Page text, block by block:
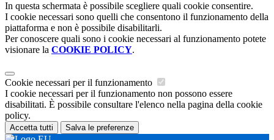
In questa schermata è possibile scegliere quali cookie consentire.
I cookie necessari sono quelli che consentono il funzionamento della
piattaforma e non è possibile disabilitarli.
Per conoscere quali sono i cookie necessari al funzionamento potete
visionare la COOKIE POLICY.
Cookie necessari per il funzionamento
I cookie necessari per il funzionamento non possono essere
disabilitati. È possibile consultare l'elenco nella pagina della cookie
policy.
Accetta tutti Salva le preferenze